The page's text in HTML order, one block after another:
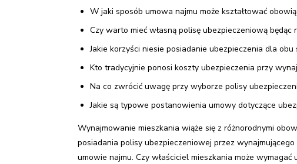
W jaki sposób umowa najmu może kształtować
Czy warto mieć własną polisę ubezpieczeniową będąc
Jakie korzyści niesie posiadanie ubezpieczenia dla
Kto tradycyjnie ponosi koszty ubezpieczenia przy
Na co zwrócić uwagę przy wyborze polisy
Jakie są typowe postanowienia umowy dotyczące
Wynajmowanie mieszkania wiąże się z różnorodnymi
posiadania polisy ubezpieczeniowej przez
umowie najmu. Czy właściciel mieszkania może